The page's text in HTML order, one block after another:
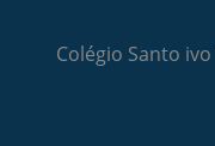
Colégio Santo ivo